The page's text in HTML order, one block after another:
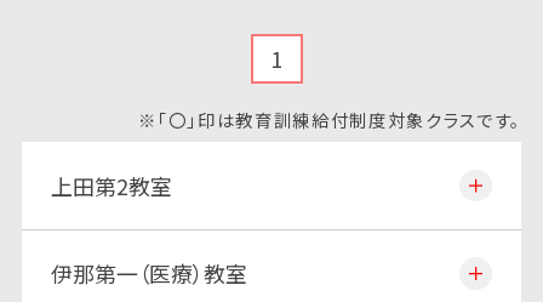
1
※「〇」印は教育訓練給付制度対象クラスです。
上田第2教室
伊那第一（医療）教室